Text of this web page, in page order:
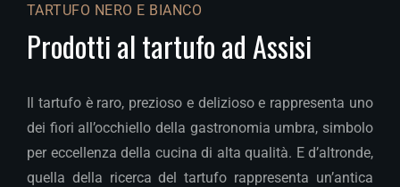
TARTUFO NERO E BIANCO
Prodotti al tartufo ad Assisi
Il tartufo è raro, prezioso e delizioso e rappresenta uno
dei fiori all’occhiello della gastronomia umbra, simbolo
per eccellenza della cucina di alta qualità. E d’altronde,
quella della ricerca del tartufo rappresenta un’antica